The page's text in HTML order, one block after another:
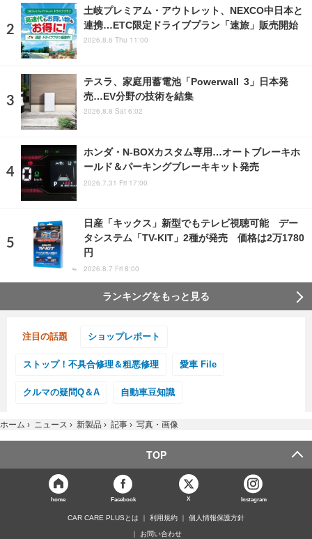
土岐プレミアム・アウトレット、NEXCO中日本と
連携…ETC限定ドライブプラン「速旅」販売開始
2026.8.6 Thu 11:00
テスラ、家庭用蓄電池「Powerwall 3」日本発
売…EV分野の技術を結集
2026.8.8 Sat 6:02
ホンダ・N-BOXカスタム専用…オートブレーキホ
ールド＆パーキングブレーキキット発売
2026.7.31 Fri 17:00
日産「キックス」新型でもテレビ視聴可能 デー
タシステム「TV-KIT」2種が発売 価格は2万1780
円
2026.8.7 Fri 8:00
ランキングをもっと見る
注目の話題 ショップレポート
ストップ！不具合修理＆粗悪修理 愛車 File
クルマの疑問Q＆A 自動車豆知識
ホーム › ニュース › 新製品 › 記事 › 写真・画像
TOP
home Facebook X Instagram
CAR CARE PLUSとは 利用規約 個人情報保護方針
お問い合わせ